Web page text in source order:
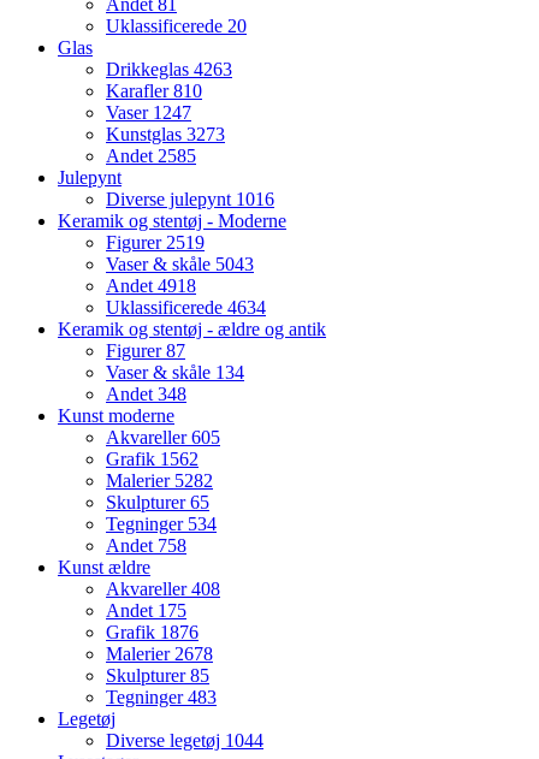
Andet81
Uklassificerede 20
Glas
Drikkeglas 4263
Karafler810
Vaser 1247
Kunstglas 3273
Andet2585
Julepynt
Diverse julepynt 1016
Keramik og stentøj - Moderne
Figurer2519
Vaser & skåle 5043
Andet4918
Uklassificerede 4634
Keramik og stentøj - ældre og antik
Figurer87
Vaser & skåle 134
Andet348
Kunst moderne
Akvareller605
Grafik 1562
Malerier 5282
Skulpturer65
Tegninger 534
Andet 758
Kunst ældre
Akvareller408
Andet 175
Grafik 1876
Malerier2678
Skulpturer85
Tegninger483
Legetøj
Diverse legetøj 1044